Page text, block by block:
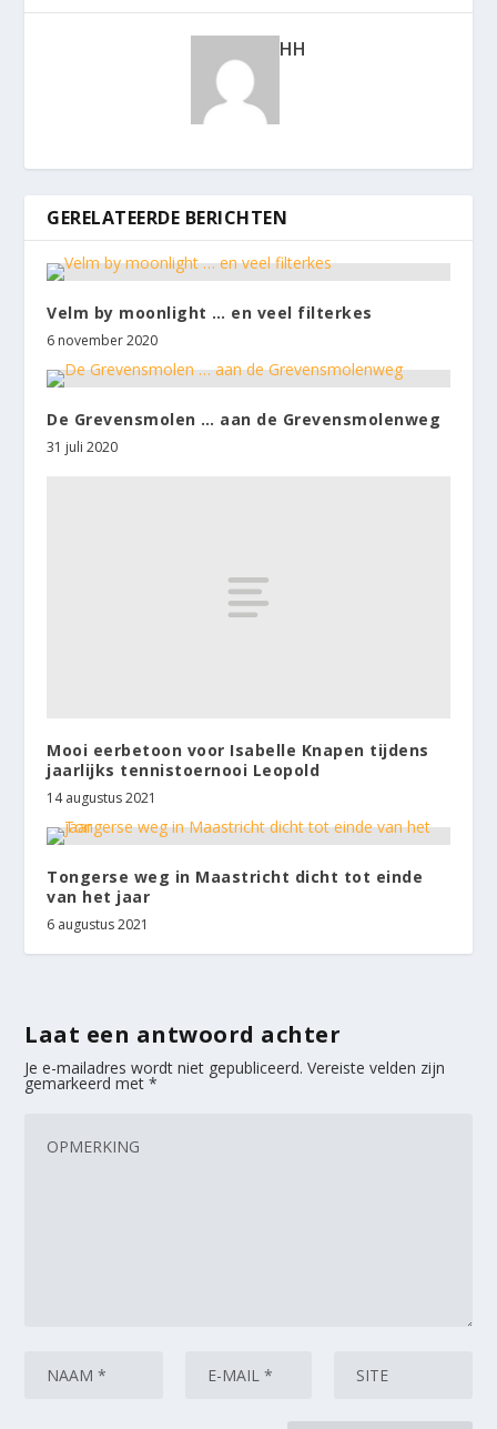
HH
GERELATEERDE BERICHTEN
Velm by moonlight … en veel filterkes
6 november 2020
De Grevensmolen … aan de Grevensmolenweg
31 juli 2020
Mooi eerbetoon voor Isabelle Knapen tijdens
jaarlijks tennistoernooi Leopold
14 augustus 2021
Tongerse weg in Maastricht dicht tot einde
van het jaar
6 augustus 2021
Laat een antwoord achter
Je e-mailadres wordt niet gepubliceerd. Vereiste velden zijn
gemarkeerd met*